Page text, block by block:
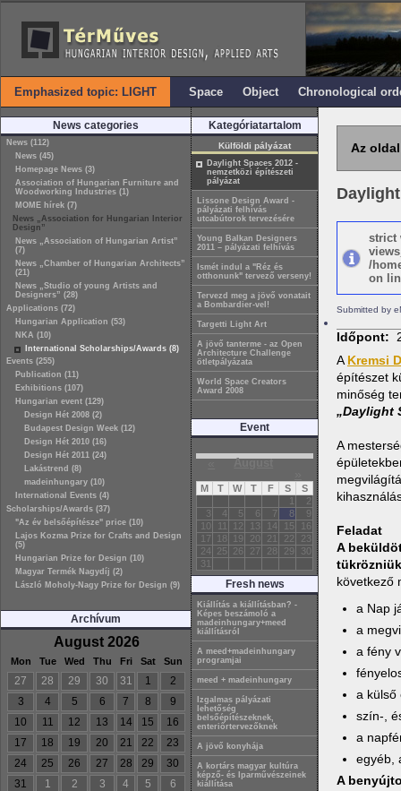
Emphasized topic: LIGHT Space Object Chronological
News categories
News (112)
News (45)
Homepage News (3)
Association of Hungarian Furniture and
Woodworking Industries (1)
MOME hírek (7)
News „Association for Hungarian Interior
Design”
News „Association of Hungarian Artist”
(7)
News „Chamber of Hungarian Architects”
(21)
News „Studio of young Artists and
Designers” (28)
Applications (72)
Hungarian Application (53)
NKA (10)
International Scholarships/Awards (8)
Events (255)
Publication (11)
Exhibitions (107)
Hungarian event (129)
Design Hét 2008 (2)
Budapest Design Week (12)
Design Hét 2010 (16)
Design Hét 2011 (24)
Lakástrend (8)
madeinhungary (10)
International Events (4)
Scholarships/Awards (37)
"Az év belsőépítésze" price (10)
Lajos Kozma Prize for Crafts and Design
(5)
Hungarian Prize for Design (10)
Magyar Termék Nagydíj (2)
László Moholy-Nagy Prize for Design (9)
Archívum
August 2026
Mon Tue Wed Thu Fri Sat Sun
27 28 29 30 31 1
2
3
4 5 6 7 8
9
10
11 12 13 14 15
16
17
18 19 20 21 22
23
24
25 26 27 28 29
30
31
1 2 3 4 5 6
Kategóriatartalom
Külföldi pályázat
Daylight Spaces 2012 -
nemzetközi építészeti
pályázat
Lissone Design Award -
pályázati felhívás
utcabútorok tervezésére
Young Balkan Designers
2011 – pályázati felhívás
Ismét indul a "Réz és
otthonunk" tervező verseny!
Tervezd meg a jövő vonatait
a Bombardier-vel!
Targetti Light Art
A jövő tanterme - az Open
Architecture Challenge
ötletpályázata
World Space Creators
Award 2008
Event
« August
M T W T F S
S
1
2
3
4 5 6 7 8
9
10
11 12 13 14 15
16
17
18 19 20 21 22
23
24
25 26 27 28 29
30
31
Fresh news
Kiállítás a kiállításban? -
Képes beszámoló a
madeinhungary+meed
kiállításról
A meed+madeinhungary
programjai
meed + madeinhungary
Izgalmas pályázati
lehetőség
belsőépítészeknek,
enteriőrtervezőknek
A jövő konyhája
A kortárs magyar kultúra
képző- és Iparművészeinek
kiállítása
Az
strict
/
on
Submitted by
Időpont:
A Kremsi
építészet
minőség
„Daylight
A
Feladat
A
következő
a Nap
a
a fény
a külső
szín-,
a
egyéb,
A